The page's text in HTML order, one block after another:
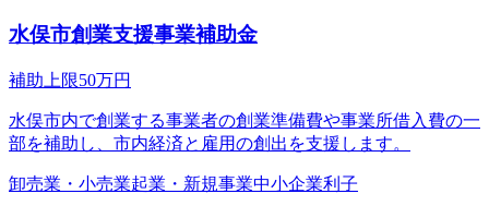
水俣市創業支援事業補助金
補助上限50万円
水俣市内で創業する事業者の創業準備費や事業所借入費の一
部を補助し、市内経済と雇用の創出を支援します。
卸売業・小売業起業・新規事業中小企業利子